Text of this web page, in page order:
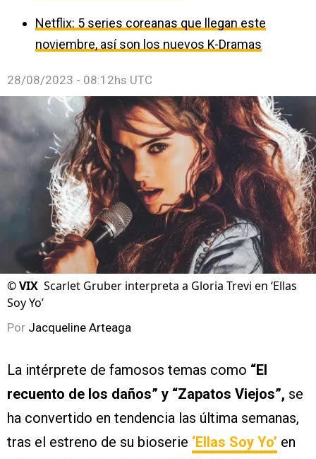
Netflix: 5 series coreanas que llegan este
noviembre, así son los nuevos K-Dramas
28/08/2023 - 08:12hs UTC
©VIX Scarlet Gruber interpreta a Gloria Trevi en ‘Ellas
Soy Yo’
Por Jacqueline Arteaga
La intérprete de famosos temas como “El
recuento de los daños” y “Zapatos Viejos”, se
ha convertido en tendencia las última semanas,
tras el estreno de su bioserie ‘Ellas Soy Yo’ en